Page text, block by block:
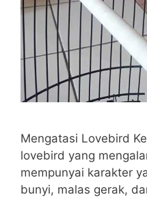
Mengatasi Lovebird
lovebird yang
mempunyai karakter
bunyi, malas gerak,